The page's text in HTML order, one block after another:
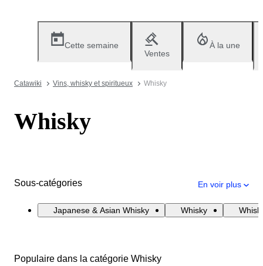
Cette semaine
Ventes
À la une
Catawiki Vins, whisky et spiritueux Whisky
Whisky
Sous-catégories En voir plus
Japanese & Asian Whisky Whisky
Populaire dans la catégorie Whisky